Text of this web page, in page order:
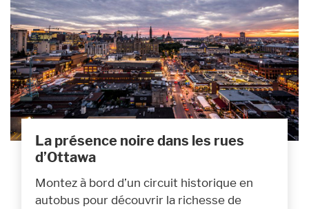
La présence noire dans les rues
d’Ottawa
Montez à bord d’un circuit historique en
autobus pour découvrir la richesse de